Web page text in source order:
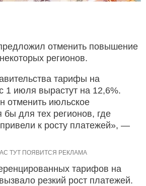
отменить повышение
регионов.
тарифы на
1 июля вырастут на 12,6%.
отменить июльское
для тех регионов, где
к росту платежей», —
тарифов на
резкий рост платежей.